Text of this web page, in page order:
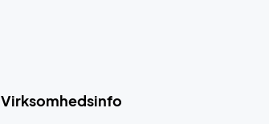
Virksomhedsinfo